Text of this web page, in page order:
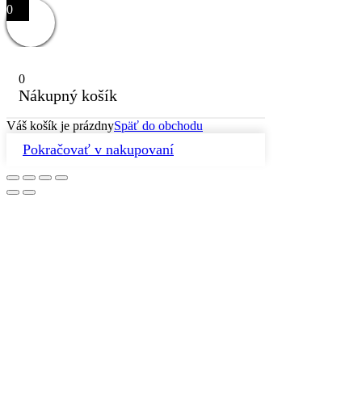
0
0
Nákupný košík
Váš košík je prázdnySpäť do obchodu
Pokračovať v nakupovaní